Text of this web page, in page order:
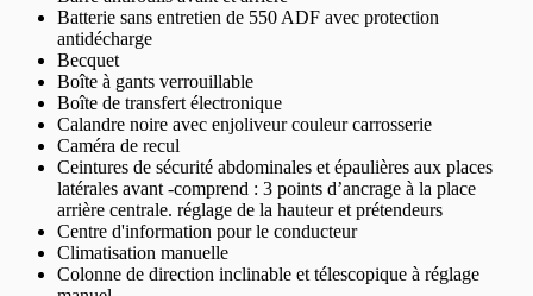
Batterie sans entretien de 550 ADF avec protection
antidécharge
Becquet
Boîte à gants verrouillable
Boîte de transfert électronique
Calandre noire avec enjoliveur couleur carrosserie
Caméra de recul
Ceintures de sécurité abdominales et épaulières aux places
latérales avant -comprend : 3 points d’ancrage à la place
arrière centrale. réglage de la hauteur et prétendeurs
Centre d'information pour le conducteur
Climatisation manuelle
Colonne de direction inclinable et télescopique à réglage